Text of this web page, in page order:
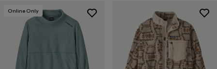
Online Only